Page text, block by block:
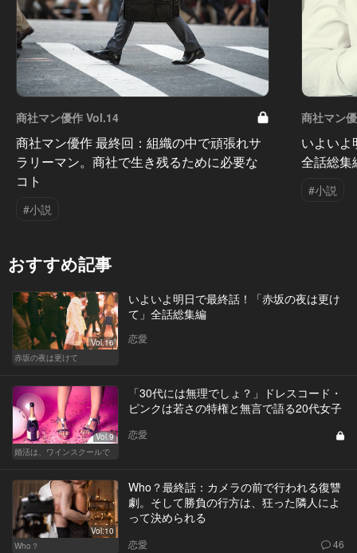
商社マン優作 Vol.14
商社マン優作 最終回：組織の中で頑張れサ
ラリーマン。商社で生き残るために必要な
コト
#小説
商社マン
いよい
全話総集
#小説
おすすめ記事
Vol.16
赤坂の夜は更けて
いよいよ明日で最終話！「赤坂の夜は更け
て」全話総集編
恋愛
Vol.9
婚活は、ワインスクールで
「30代には無理でしょ？」ドレスコード・
ピンクは若さの特権と無言で語る20代女子
恋愛
Vol.10
Who？
Who？最終話：カメラの前で行われる復讐
劇。そして勝負の行方は、狂った隣人によ
って決められる
恋愛 46